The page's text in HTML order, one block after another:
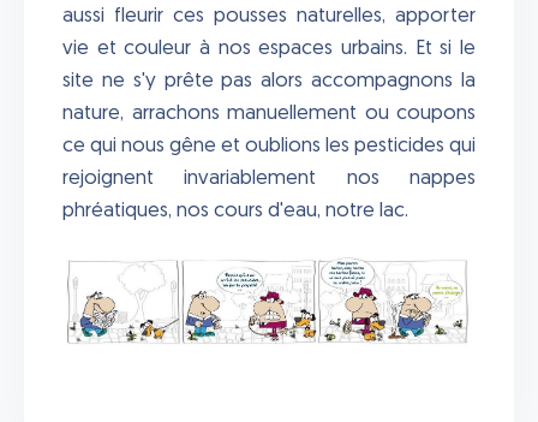
aussi fleurir ces pousses naturelles, apporter
vie et couleur à nos espaces urbains. Et si le
site ne s'y prête pas alors accompagnons la
nature, arrachons manuellement ou coupons
ce qui nous gêne et oublions les pesticides qui
rejoignent invariablement nos nappes
phréatiques, nos cours d'eau, notre lac.